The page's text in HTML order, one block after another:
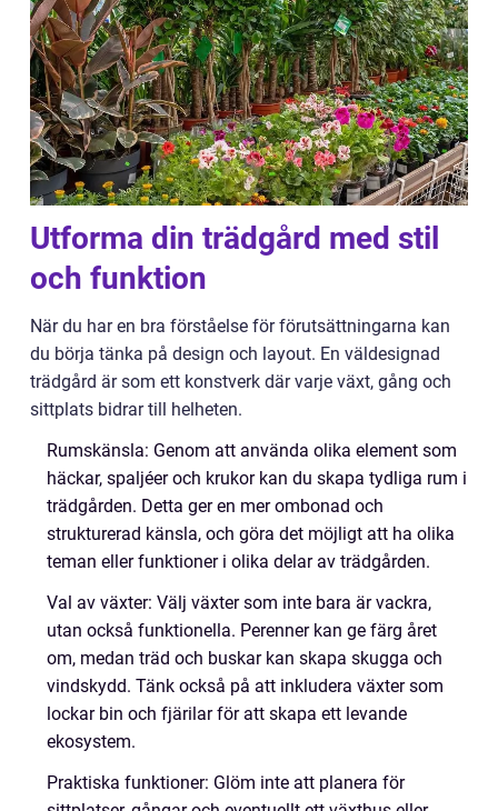
Utforma din trädgård med stil
och funktion
När du har en bra förståelse för förutsättningarna kan
du börja tänka på design och layout. En väldesignad
trädgård är som ett konstverk där varje växt, gång och
sittplats bidrar till helheten.
Rumskänsla: Genom att använda olika element som
häckar, spaljéer och krukor kan du skapa tydliga rum i
trädgården. Detta ger en mer ombonad och
strukturerad känsla, och göra det möjligt att ha olika
teman eller funktioner i olika delar av trädgården.
Val av växter: Välj växter som inte bara är vackra,
utan också funktionella. Perenner kan ge färg året
om, medan träd och buskar kan skapa skugga och
vindskydd. Tänk också på att inkludera växter som
lockar bin och fjärilar för att skapa ett levande
ekosystem.
Praktiska funktioner: Glöm inte att planera för